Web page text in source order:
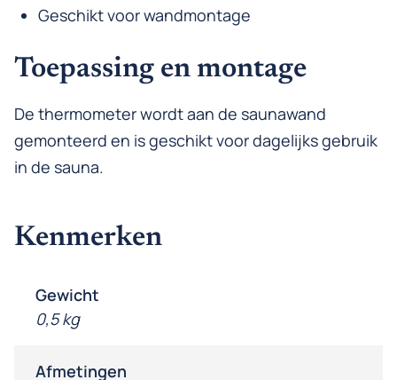
Geschikt voor wandmontage
Toepassing en montage
De thermometer wordt aan de saunawand
gemonteerd en is geschikt voor dagelijks gebruik
in de sauna.
Kenmerken
Gewicht
0,5 kg
Afmetingen